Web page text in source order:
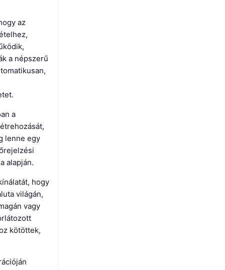
az
a népszerű
a
lenne egy
alapján.
hogy
világán,
vagy
kötöttek,